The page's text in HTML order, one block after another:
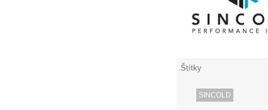
Štítky
SINCOLD